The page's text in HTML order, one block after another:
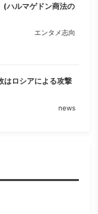
ハルマゲドン商法の
エンタメ志向
はロシアによる攻撃
news